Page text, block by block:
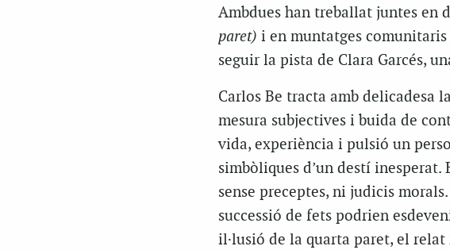
Ambdues han treballat juntes en
paret) i en muntatges comunitaris
seguir la pista de Clara Garcés,
Carlos Be tracta amb delicadesa
mesura subjectives i buida de
vida, experiència i pulsió un
simbòliques d’un destí
sense preceptes, ni judicis
successió de fets podrien
il·lusió de la quarta paret, el